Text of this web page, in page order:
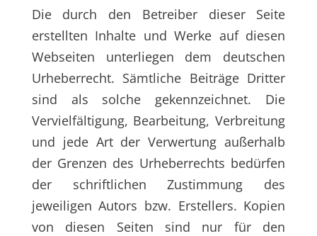
Die durch den Betreiber dieser Seite
erstellten Inhalte und Werke auf diesen
Webseiten unterliegen dem deutschen
Urheberrecht. Sämtliche Beiträge Dritter
sind als solche gekennzeichnet. Die
Vervielfältigung, Bearbeitung, Verbreitung
und jede Art der Verwertung außerhalb
der Grenzen des Urheberrechts bedürfen
der schriftlichen Zustimmung des
jeweiligen Autors bzw. Erstellers. Kopien
von diesen Seiten sind nur für den